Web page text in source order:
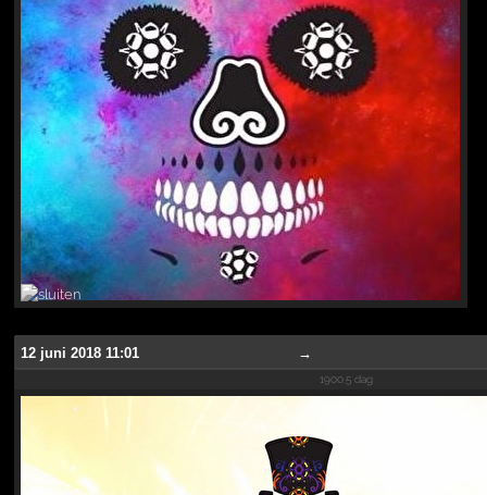
12 juni 2018 11:01 →
1900.5 dag